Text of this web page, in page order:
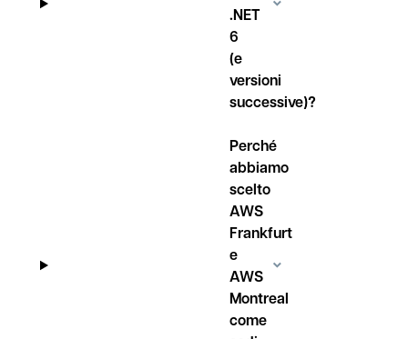
.NET
6
(e
versioni
successive)?
Perché
abbiamo
scelto
AWS
Frankfurt
e
AWS
Montreal
come